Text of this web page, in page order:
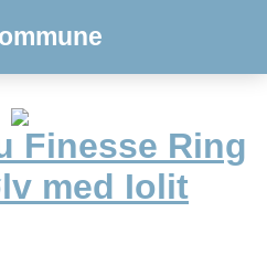
Finesse Ring
med Iolit